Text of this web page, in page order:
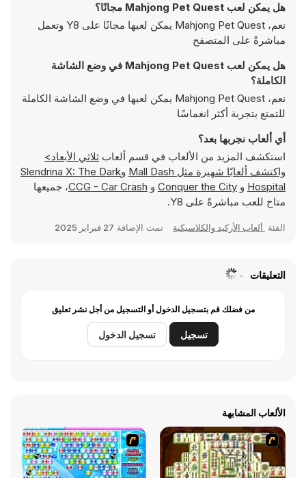
هل يمكن لعب Mahjong Pet Quest مجانًا؟
نعم، Mahjong Pet Quest يمكن لعبها مجانًا على Y8 وتعمل
مباشرةً على المتصفح
هل يمكن لعب Mahjong Pet Quest في وضع الشاشة
الكاملة؟
نعم، Mahjong Pet Quest يمكن لعبها في وضع الشاشة الكاملة
للتمتع بتجربة أكثر انغماسًا
أي ألعاب نجربها بعد؟
استكشف المزيد من الألعاب في قسم ألعاب ثلاثي الأبعاد>
واكتشف ألعابًا شهيرة مثل Mall Dash وSlendrina X: The Dark
Hospital و Conquer the City و CCG - Car Crash، جميعها
متاح للعب مباشرةً على Y8.
الفئة ألعاب الأركيد والكلاسيكية تمت الإضافة 27 فبراير 2025
التعليقات
من فضلك قم بتسجيل الدخول أو التسجيل من أجل نشر تعليق
تسجيل تسجيل الدخول
الألعاب المشابهة